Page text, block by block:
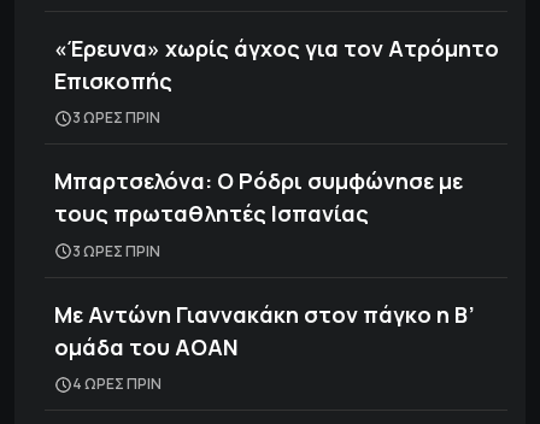
«Έρευνα» χωρίς άγχος για τον Ατρόμητο
Επισκοπής
3 ΩΡΕΣ ΠΡΙΝ
Μπαρτσελόνα: Ο Ρόδρι συμφώνησε με
τους πρωταθλητές Ισπανίας
3 ΩΡΕΣ ΠΡΙΝ
Με Αντώνη Γιαννακάκη στον πάγκο η Β’
ομάδα του ΑΟΑΝ
4 ΩΡΕΣ ΠΡΙΝ